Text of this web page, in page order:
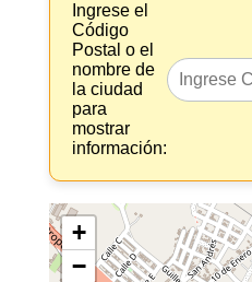
Ingrese el
Código
Postal o el
nombre de
la ciudad
para
mostrar
información:
+
−